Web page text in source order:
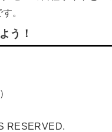
。
う！
RESERVED.